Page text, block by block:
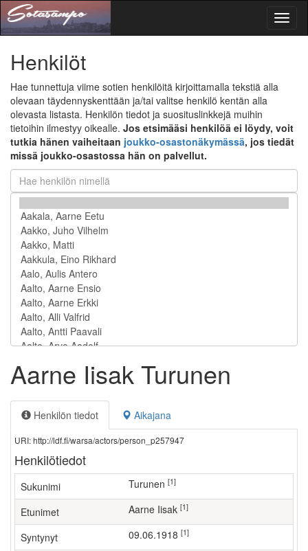
Henkilöt
Hae tunnettuja viime sotien henkilöitä kirjoittamalla tekstiä alla
olevaan täydennyskenttään ja/tai valitse henkilö kentän alla
olevasta listasta. Henkilön tiedot ja suosituslinkkejä muihin
tietoihin ilmestyy oikealle. Jos etsimääsi henkilöä ei löydy, voit
tutkia hänen vaiheitaan joukko-osastonäkymässä, jos tiedät
missä joukko-osastossa hän on palvellut.
Aarne Iisak Turunen
Henkilön tiedot Aikajana
URI: http://ldf.fi/warsa/actors/person_p257947
Henkilötiedot
Sukunimi Turunen [1]
Etunimet Aarne Iisak [1]
Syntynyt 09.06.1918 [1]